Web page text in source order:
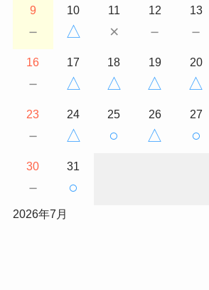
9
－
10
△
11
×
12
－
13
－
16
－
17
△
18
△
19
△
20
△
23
－
24
△
25
○
26
△
27
○
30
－
31
○
2026年7月